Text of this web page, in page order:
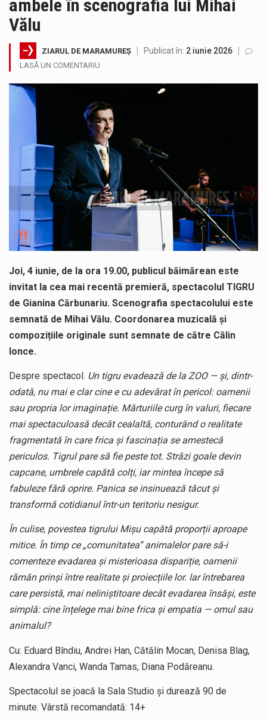
ambele în scenografia lui Mihai
Vălu
ZIARUL DE MARAMUREȘ Publicat în: 2 iunie 2026
LASĂ UN COMENTARIU
Joi, 4 iunie, de la ora 19.00, publicul băimărean este
invitat la cea mai recentă premieră, spectacolul TIGRU
de Gianina Cărbunariu. Scenografia spectacolului este
semnată de Mihai Vălu. Coordonarea muzicală și
compozițiile originale sunt semnate de către Călin
Ionce.
Despre spectacol. Un tigru evadează de la ZOO — și, dintr-
odată, nu mai e clar cine e cu adevărat în pericol: oamenii
sau propria lor imaginație. Mărturiile curg în valuri, fiecare
mai spectaculoasă decât cealaltă, conturând o realitate
fragmentată în care frica și fascinația se amestecă
periculos. Tigrul pare să fie peste tot. Străzi goale devin
capcane, umbrele capătă colți, iar mintea începe să
fabuleze fără oprire. Panica se insinuează tăcut și
transformă cotidianul într-un teritoriu nesigur.
În culise, povestea tigrului Mișu capătă proporții aproape
mitice. În timp ce „comunitatea” animalelor pare să-i
comenteze evadarea și misterioasa dispariție, oamenii
rămân prinși între realitate și proiecțiile lor. Iar întrebarea
care persistă, mai neliniștitoare decât evadarea însăși, este
simplă: cine înțelege mai bine frica și empatia — omul sau
animalul?
Cu: Eduard Bîndiu, Andrei Han, Cătălin Mocan, Denisa Blag,
Alexandra Vanci, Wanda Tamas, Diana Podăreanu.
Spectacolul se joacă la Sala Studio și durează 90 de
minute. Vârstă recomandată: 14+